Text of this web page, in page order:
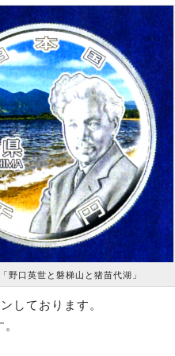
野口英世と磐梯山と猪苗代湖」
しております。